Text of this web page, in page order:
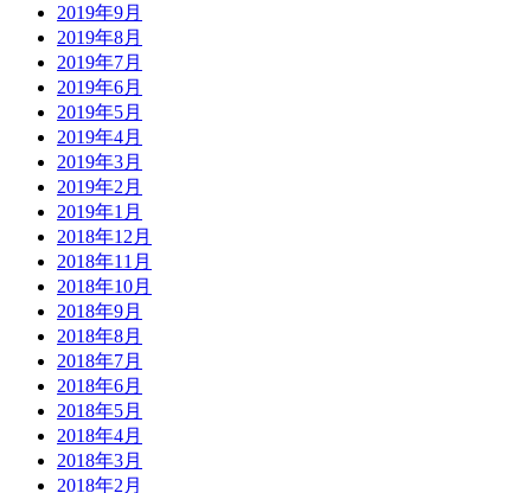
2019年9月
2019年8月
2019年7月
2019年6月
2019年5月
2019年4月
2019年3月
2019年2月
2019年1月
2018年12月
2018年11月
2018年10月
2018年9月
2018年8月
2018年7月
2018年6月
2018年5月
2018年4月
2018年3月
2018年2月